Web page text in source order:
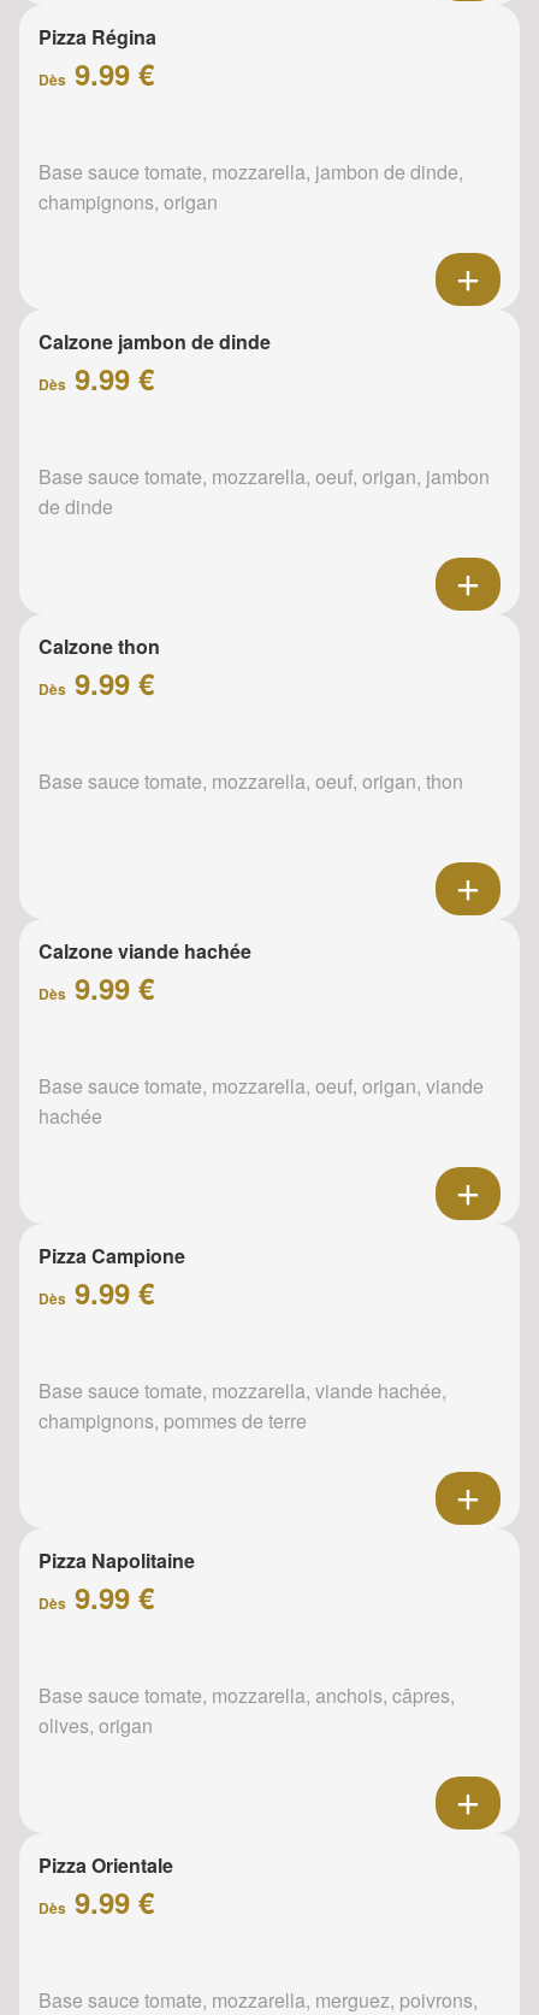
Pizza Régina
Dès 9.99 €
Base sauce tomate, mozzarella, jambon de dinde,
champignons, origan
Calzone jambon de dinde
Dès 9.99 €
Base sauce tomate, mozzarella, oeuf, origan, jambon
de dinde
Calzone thon
Dès 9.99 €
Base sauce tomate, mozzarella, oeuf, origan, thon
Calzone viande hachée
Dès 9.99 €
Base sauce tomate, mozzarella, oeuf, origan, viande
hachée
Pizza Campione
Dès 9.99 €
Base sauce tomate, mozzarella, viande hachée,
champignons, pommes de terre
Pizza Napolitaine
Dès 9.99 €
Base sauce tomate, mozzarella, anchois, câpres,
olives, origan
Pizza Orientale
Dès 9.99 €
Base sauce tomate, mozzarella, merguez, poivrons,